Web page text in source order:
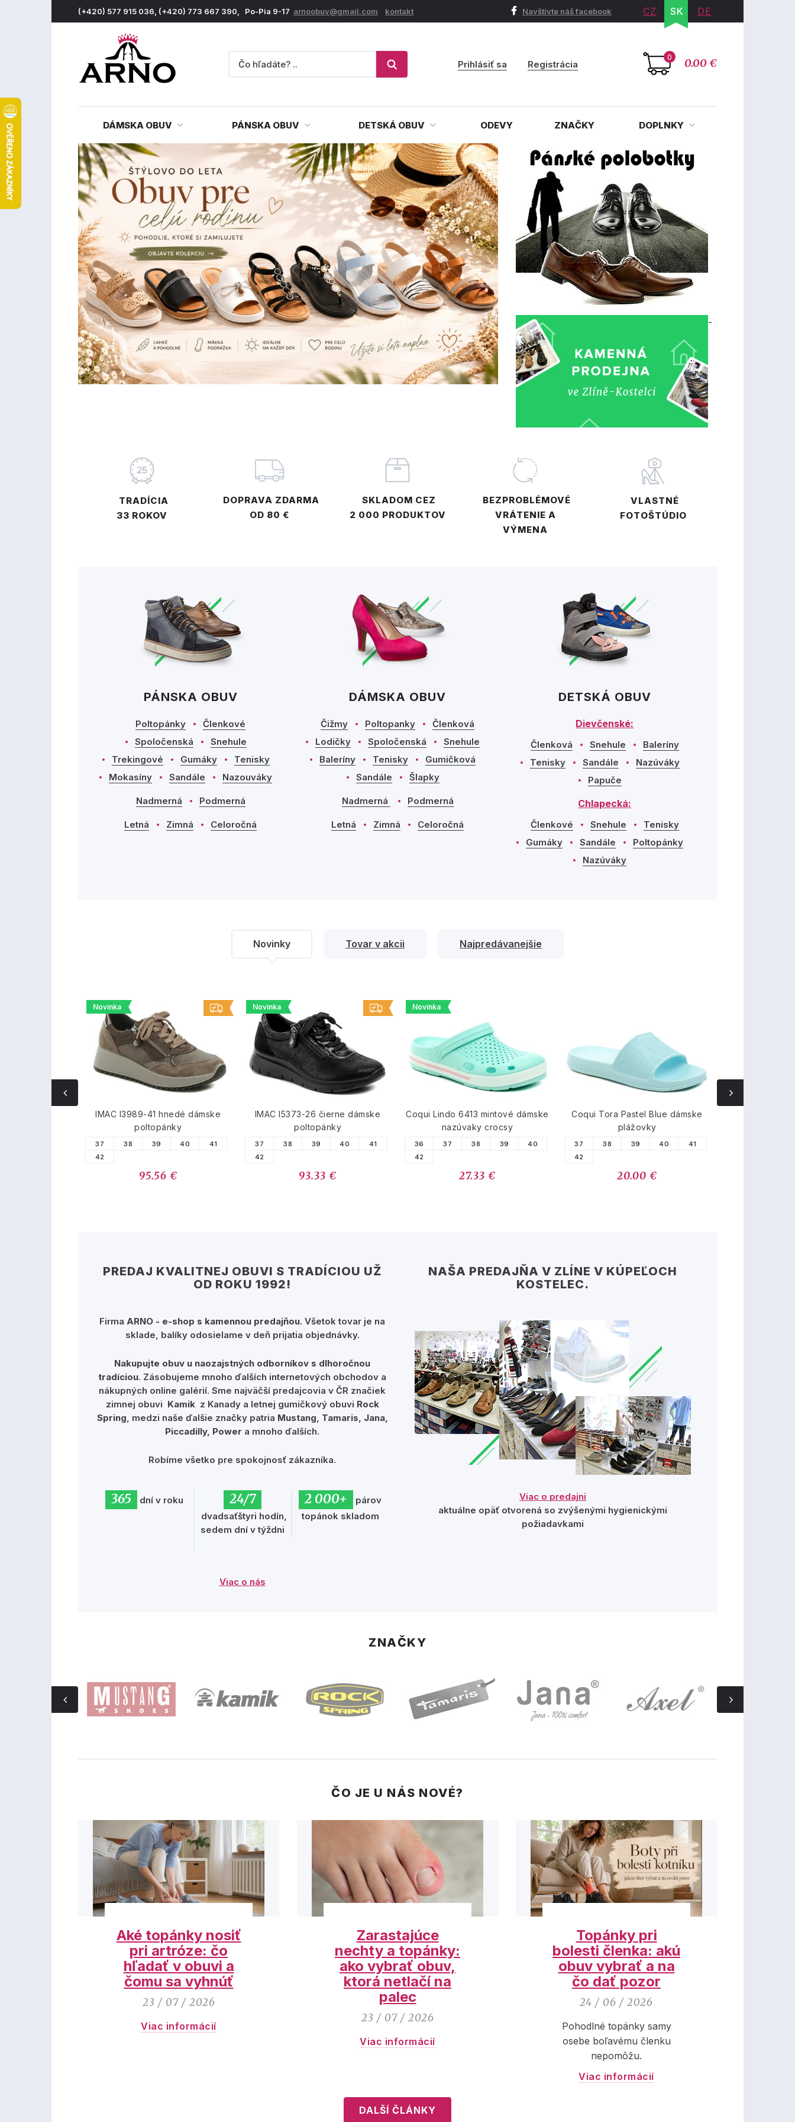
(+420) 577 915 036, (+420) 773 667 390, Po-Pia 9-17 arnoobuv@gmail.com kontakt Navštívte náš facebook CZ SK DE
0 0.00 €
Prihlásiť sa Registrácia
DÁMSKA OBUV PÁNSKA OBUV DETSKÁ OBUV ODEVY ZNAČKY DOPLNKY
-
TRADÍCIA
33 ROKOV
DOPRAVA ZDARMA
OD 80 €
SKLADOM CEZ
2 000 PRODUKTOV
BEZPROBLÉMOVÉ
VRÁTENIE A
VÝMENA
VLASTNÉ
FOTOŠTÚDIO
PÁNSKA OBUV
Poltopánky
Členkové
Spoločenská
Snehule
Trekingové
Gumáky
Tenisky
Mokasíny
Sandále Nazouváky
Nadmerná Podmerná
Letná Zimná Celoročná
DÁMSKA OBUV
Čižmy Poltopanky
Členková
Lodičky
Spoločenská
Snehule
Baleríny
Tenisky
Gumičková
Sandále
Šlapky
Nadmerná Podmerná
Letná Zimná Celoročná
DETSKÁ OBUV
Dievčenské:
Členková Snehule
Baleríny
Tenisky
Sandále
Nazúváky
Papuče
Chlapecká:
Členkové Snehule
Tenisky
Gumáky
Sandále
Poltopánky
Nazúváky
Novinky Tovar v akcii Najpredávanejšie
Novinka
IMAC I3989-41 hnedé dámske
poltopánky
37 38 39 40
41
42
95.56 €
Novinka
IMAC I5373-26 čierne dámske
poltopánky
37 38 39 40
41
42
93.33 €
Novinka
Coqui Lindo 6413 mintové dámske
nazúvaky crocsy
36 37 38 39
40
42
27.33 €
Coqui Tora Pastel Blue dámske
plážovky
37 38 39 40
41
42
20.00 €
PREDAJ KVALITNEJ OBUVI S TRADÍCIOU UŽ
OD ROKU 1992!
Firma ARNO - e-shop s kamennou predajňou. Všetok tovar je na
sklade, balíky odosielame v deň prijatia objednávky.
Nakupujte obuv u naozajstných odborníkov s dlhoročnou
tradíciou. Zásobujeme mnoho ďalších internetových obchodov a
nákupných online galérií. Sme najväčší predajcovia v ČR značiek
zimnej obuvi Kamik z Kanady a letnej gumičkový obuvi Rock
Spring, medzi naše ďalšie značky patria Mustang, Tamaris, Jana,
Piccadilly, Power a mnoho ďalších.
Robíme všetko pre spokojnosť zákazníka.
365 dní v roku 24/7
dvadsaťštyri hodín,
sedem dní v týždni
2 000+
párov
topánok skladom
Viac o nás
NAŠA PREDAJŇA V ZLÍNE V KÚPEĽOCH
KOSTELEC.
Viac o predajni
aktuálne opäť otvorená so zvýšenými hygienickými
požiadavkami
ZNAČKY
ČO JE U NÁS NOVÉ?
Aké topánky nosiť
pri artróze: čo
hľadať v obuvi a
čomu sa vyhnúť
23 / 07 / 2026
Viac informácií
Zarastajúce
nechty a topánky:
ako vybrať obuv,
ktorá netlačí na
palec
23 / 07 / 2026
Viac informácií
Topánky pri
bolesti členka: akú
obuv vybrať a na
čo dať pozor
24 / 06 / 2026
Pohodlné topánky samy
osebe boľavému členku
nepomôžu.
Viac informácií
DALŠÍ ČLÁNKY